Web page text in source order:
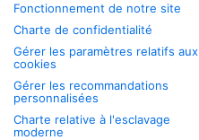
Fonctionnement de notre site
Charte de confidentialité
Gérer les paramètres relatifs aux
cookies
Gérer les recommandations
personnalisées
Charte relative à l'esclavage
moderne